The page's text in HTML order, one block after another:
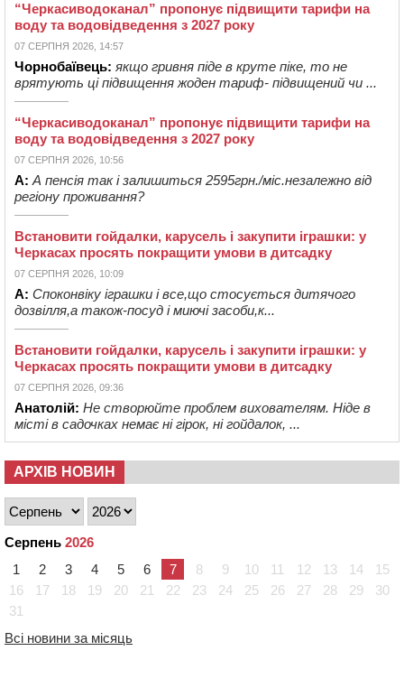
“Черкасиводоканал” пропонує підвищити тарифи на
воду та водовідведення з 2027 року
07 СЕРПНЯ 2026, 14:57
Чорнобаївець: якщо гривня піде в круте піке, то не
врятують ці підвищення жоден тариф- підвищений чи ...
“Черкасиводоканал” пропонує підвищити тарифи на
воду та водовідведення з 2027 року
07 СЕРПНЯ 2026, 10:56
А: А пенсія так і залишиться 2595грн./міс.незалежно від
регіону проживання?
Встановити гойдалки, карусель і закупити іграшки: у
Черкасах просять покращити умови в дитсадку
07 СЕРПНЯ 2026, 10:09
А: Споконвіку іграшки і все,що стосується дитячого
дозвілля,а також-посуд і миючі засоби,к...
Встановити гойдалки, карусель і закупити іграшки: у
Черкасах просять покращити умови в дитсадку
07 СЕРПНЯ 2026, 09:36
Анатолій: Не створюйте проблем вихователям. Ніде в
місті в садочках немає ні гірок, ні гойдалок, ...
АРХІВ НОВИН
Серпень 2026
1
2 3 4 5 6 7 8 9 10 11 12 13 14
15
16
17 18 19 20 21 22 23 24 25 26 27 28 29
30
31
Всі новини за місяць